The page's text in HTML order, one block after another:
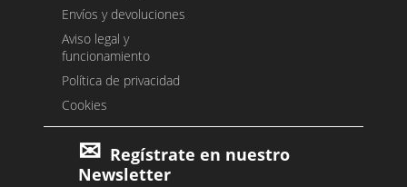
Envíos y devoluciones
Aviso legal y
funcionamiento
Política de privacidad
Cookies
Regístrate en nuestro
Newsletter